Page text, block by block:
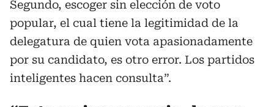
Segundo, escoger sin elección de voto
popular, el cual tiene la legitimidad de la
delegatura de quien vota apasionadamente
por su candidato, es otro error. Los partidos
inteligentes hacen consulta”.